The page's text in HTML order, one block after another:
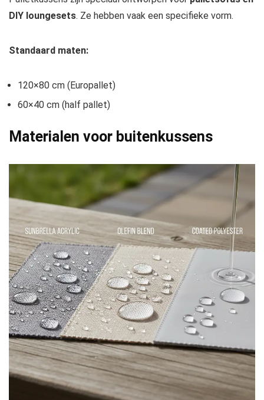
DIY loungesets. Ze hebben vaak een specifieke vorm.
Standaard maten:
120×80 cm (Europallet)
60×40 cm (half pallet)
Materialen voor buitenkussens